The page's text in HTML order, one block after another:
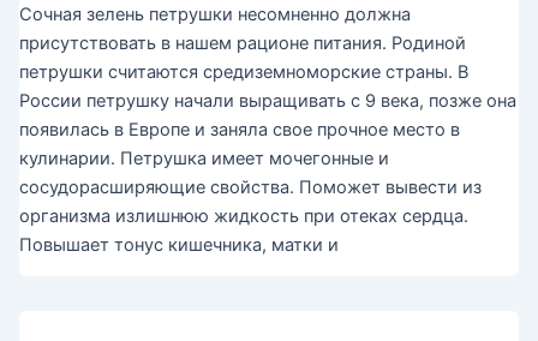
Сочная зелень петрушки несомненно должна
присутствовать в нашем рационе питания. Родиной
петрушки считаются средиземноморские страны. В
России петрушку начали выращивать с 9 века, позже она
появилась в Европе и заняла свое прочное место в
кулинарии. Петрушка имеет мочегонные и
сосудорасширяющие свойства. Поможет вывести из
организма излишнюю жидкость при отеках сердца.
Повышает тонус кишечника, матки и